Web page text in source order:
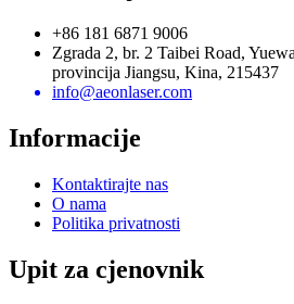
+86 181 6871 9006
Zgrada 2, br. 2 Taibei Road,
provincija Jiangsu, Kina, 215437
info@aeonlaser.com
Informacije
Kontaktirajte nas
O nama
Politika privatnosti
Upit za cjenovnik